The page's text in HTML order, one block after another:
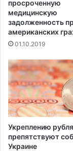
з
и
р
о
в
л
б
а
л
л
и
с
просроченную
медицинскую
задолженность
американских
01.10.2019
Укреплению рубля
препятствуют
Украине